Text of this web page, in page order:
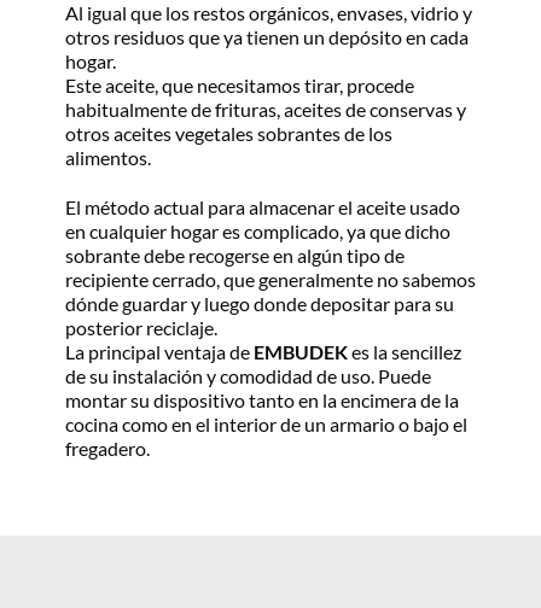
Al igual que los restos orgánicos, envases, vidrio y
otros residuos que ya tienen un depósito en cada
hogar.
Este aceite, que necesitamos tirar, procede
habitualmente de frituras, aceites de conservas y
otros aceites vegetales sobrantes de los
alimentos.
El método actual para almacenar el aceite usado
en cualquier hogar es complicado, ya que dicho
sobrante debe recogerse en algún tipo de
recipiente cerrado, que generalmente no sabemos
dónde guardar y luego donde depositar para su
posterior reciclaje.
La principal ventaja de EMBUDEKes la sencillez
de su instalación y comodidad de uso. Puede
montar su dispositivo tanto en la encimera de la
cocina como en el interior de un armario o bajo el
fregadero.